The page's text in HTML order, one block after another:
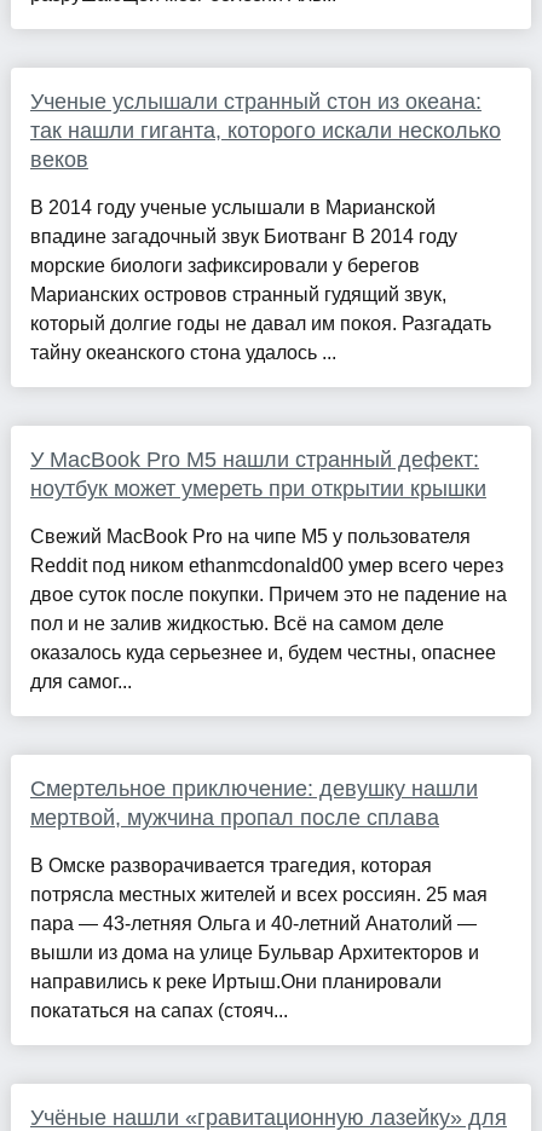
Ученые услышали странный стон из океана:
так нашли гиганта, которого искали несколько
веков
В 2014 году ученые услышали в Марианской
впадине загадочный звук Биотванг В 2014 году
морские биологи зафиксировали у берегов
Марианских островов странный гудящий звук,
который долгие годы не давал им покоя. Разгадать
тайну океанского стона удалось ...
У MacBook Pro M5 нашли странный дефект:
ноутбук может умереть при открытии крышки
Свежий MacBook Pro на чипе M5 у пользователя
Reddit под ником ethanmcdonald00 умер всего через
двое суток после покупки. Причем это не падение на
пол и не залив жидкостью. Всё на самом деле
оказалось куда серьезнее и, будем честны, опаснее
для самог...
Смертельное приключение: девушку нашли
мертвой, мужчина пропал после сплава
В Омске разворачивается трагедия, которая
потрясла местных жителей и всех россиян. 25 мая
пара — 43-летняя Ольга и 40-летний Анатолий —
вышли из дома на улице Бульвар Архитекторов и
направились к реке Иртыш.Они планировали
покататься на сапах (стояч...
Учёные нашли «гравитационную лазейку» для